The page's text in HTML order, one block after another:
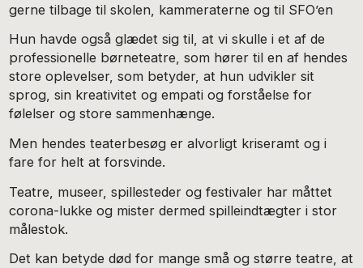
gerne tilbage til skolen, kammeraterne og til SFO’en
Hun havde også glædet sig til, at vi skulle i et af de
professionelle børneteatre, som hører til en af hendes
store oplevelser, som betyder, at hun udvikler sit
sprog, sin kreativitet og empati og forståelse for
følelser og store sammenhænge.
Men hendes teaterbesøg er alvorligt kriseramt og i
fare for helt at forsvinde.
Teatre, museer, spillesteder og festivaler har måttet
corona-lukke og mister dermed spilleindtægter i stor
målestok.
Det kan betyde død for mange små og større teatre, at